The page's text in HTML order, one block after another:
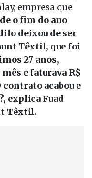
empresa que
o fim do ano
deixou de ser
Têxtil, que foi
27 anos,
e faturava R$
acabou e
explica Fuad
Têxtil.